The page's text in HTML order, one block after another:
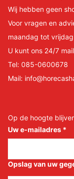
Wij hebben geen
Voor vragen en
maandag tot
U kunt ons 24/7
Tel: 085-0600678
Mail:
Op de hoogte
Uw e-mailadres *
Opslag van uw